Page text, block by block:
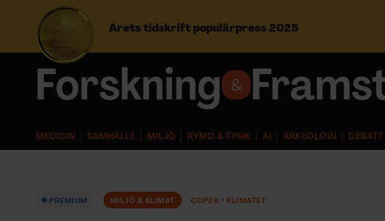
Årets tidskrift populärpress 2025
MEDICIN SAMHÄLLE MILJÖ RYMD & FYSIK AI ARKEOLOGI DEBATT
Prenumerera
NYHETSBREV
ARKIV & E-TIDNING
PREMIUM MILJÖ & KLIMAT COP29 KLIMATET